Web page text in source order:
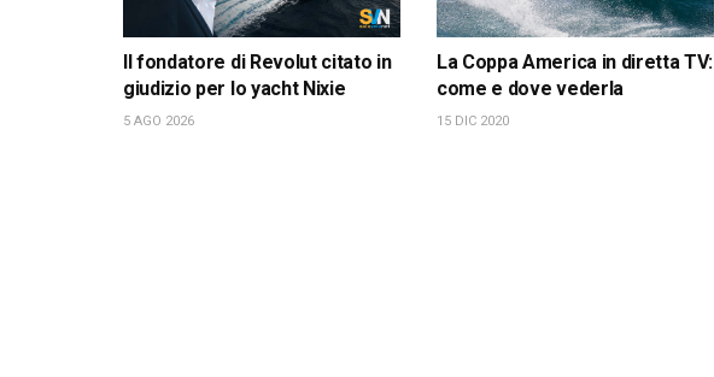
Il fondatore di Revolut citato in
giudizio per lo yacht Nixie
5 AGO 2026
La Coppa America in diretta TV:
come e dove vederla
15 DIC 2020